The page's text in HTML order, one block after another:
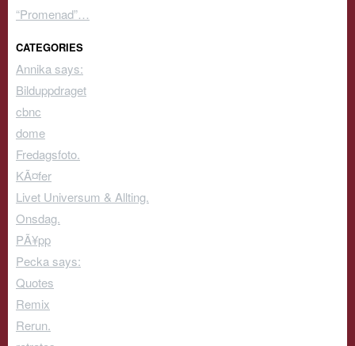
“Promenad”…
CATEGORIES
Annika says:
Bilduppdraget
cbnc
dome
Fredagsfoto.
KÃ¤fer
Livet Universum & Allting.
Onsdag.
PÃ¥pp
Pecka says:
Quotes
Remix
Rerun.